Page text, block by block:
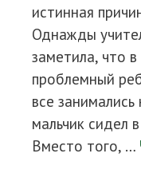
истинная
Однажды
заметила, что в
проблемный
все
мальчик сидел
Вместо того, …